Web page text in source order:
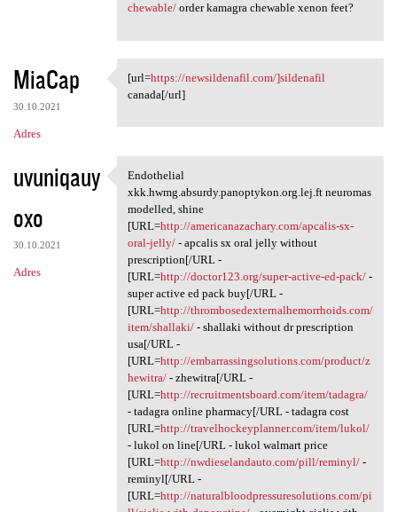
chewable/order kamagra chewable xenon feet?
MiaCap
30.10.2021
Adres
[url=https://newsildenafil
[url=https://newsildenafil.com/]sildenafil
canada[/url]
uvuniqauy
oxo
30.10.2021
Adres
Endothelial xkk.hwmg.absurdy
Endothelial
xkk.hwmg.absurdy.panoptykon.org.lej.ft neuromas
modelled, shine
[URL=http://americanazachary.com/apcalis-sx-
oral-jelly/- apcalis sx oral jelly without
prescription[/URL -
[URL=http://doctor123.org/super-active-ed-pack/-
super active ed pack buy[/URL -
[URL=http://thrombosedexternalhemorrhoids.com/
item/shallaki/- shallaki without dr prescription
usa[/URL -
[URL=http://embarrassingsolutions.com/product/z
hewitra/- zhewitra[/URL -
[URL=http://recruitmentsboard.com/item/tadagra/
- tadagra online pharmacy[/URL - tadagra cost
[URL=http://travelhockeyplanner.com/item/lukol/
- lukol on line[/URL - lukol walmart price
[URL=http://nwdieselandauto.com/pill/reminyl/-
reminyl[/URL -
[URL=http://naturalbloodpressuresolutions.com/pi